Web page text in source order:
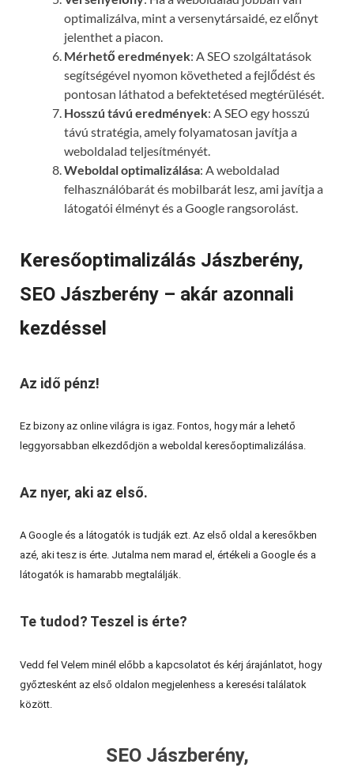
optimalizálva, mint a versenytársaidé, ez előnyt
jelenthet a piacon.
Mérhető eredmények: A SEO szolgáltatások
segítségével nyomon követheted a fejlődést és
pontosan láthatod a befektetésed megtérülését.
Hosszú távú eredmények: A SEO egy hosszú
távú stratégia, amely folyamatosan javítja a
weboldalad teljesítményét.
Weboldal optimalizálása: A weboldalad
felhasználóbarát és mobilbarát lesz, ami javítja a
látogatói élményt és a Google rangsorolást.
Keresőoptimalizálás Jászberény,
SEO Jászberény – akár azonnali
kezdéssel
Az idő pénz!
Ez bizony az online világra is igaz. Fontos, hogy már a lehető
leggyorsabban elkezdődjön a weboldal keresőoptimalizálása.
Az nyer, aki az első.
A Google és a látogatók is tudják ezt. Az első oldal a keresőkben
azé, aki tesz is érte. Jutalma nem marad el, értékeli a Google és a
látogatók is hamarabb megtalálják.
Te tudod? Teszel is érte?
Vedd fel Velem minél előbb a kapcsolatot és kérj árajánlatot, hogy
győztesként az első oldalon megjelenhess a keresési találatok
között.
SEO Jászberény,